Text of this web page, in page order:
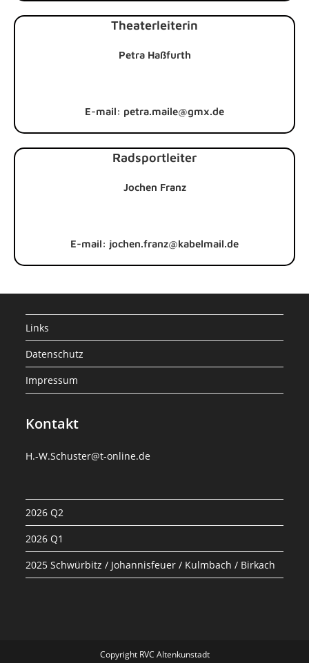
Theaterleiterin
Petra Haßfurth
E-mail: petra.maile@gmx.de
Radsportleiter
Jochen Franz
E-mail: jochen.franz@kabelmail.de
Links
Datenschutz
Impressum
Kontakt
H.-W.Schuster@t-online.de
2026 Q2
2026 Q1
2025 Schwürbitz / Johannisfeuer / Kulmbach / Birkach
Copyright RVC Altenkunstadt